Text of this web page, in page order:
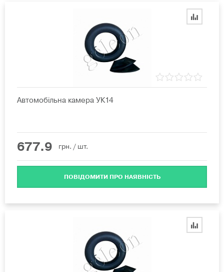
Автомобільна камера УК14
677.9 грн. / шт.
ПОВІДОМИТИ ПРО НАЯВНІСТЬ